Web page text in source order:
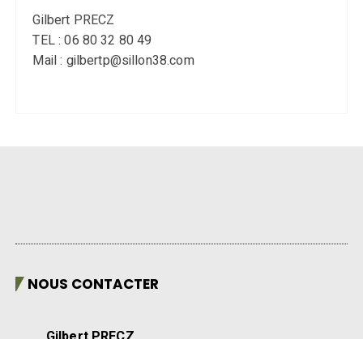
Gilbert PRECZ
TEL : 06 80 32 80 49
Mail : gilbertp@sillon38.com
NOUS CONTACTER